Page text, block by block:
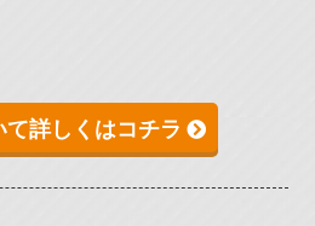
詳しくはコチラ